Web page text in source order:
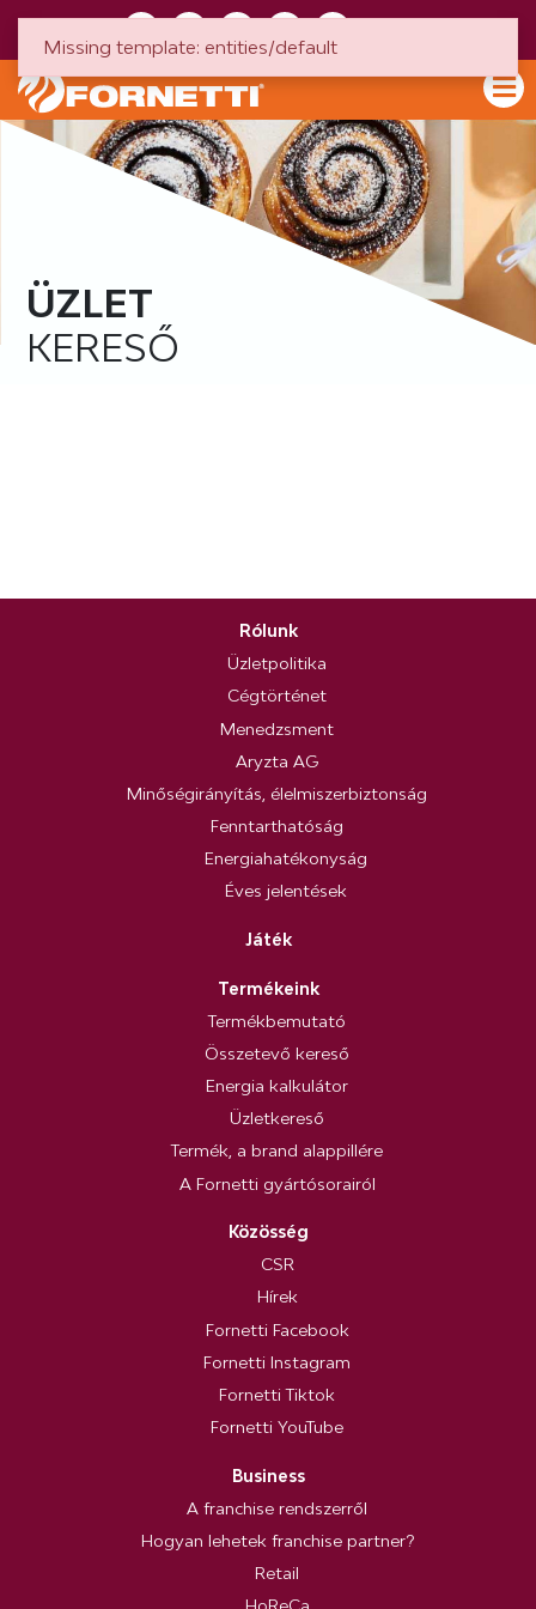
ÜZLET
KERESŐ
Rólunk
Üzletpolitika
Cégtörténet
Menedzsment
Aryzta AG
Minőségirányítás, élelmiszerbiztonság
Fenntarthatóság
Energiahatékonyság
Éves jelentések
Játék
Termékeink
Termékbemutató
Összetevő kereső
Energia kalkulátor
Üzletkereső
Termék, a brand alappillére
A Fornetti gyártósorairól
Közösség
CSR
Hírek
Fornetti Facebook
Fornetti Instagram
Fornetti Tiktok
Fornetti YouTube
Business
A franchise rendszerről
Hogyan lehetek franchise partner?
Retail
Missing template: entities/default